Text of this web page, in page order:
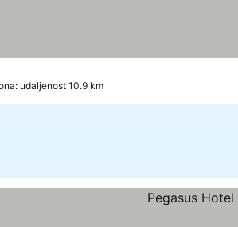
udaljenost 10.9 km